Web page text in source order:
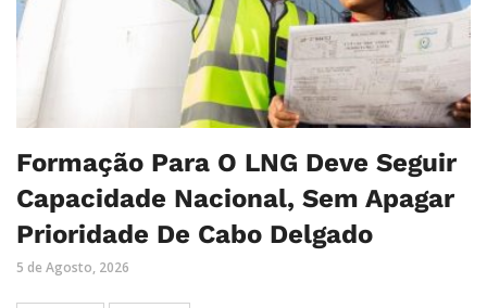
Formação Para O LNG Deve Seguir
Capacidade Nacional, Sem Apagar
Prioridade De Cabo Delgado
5 de Agosto, 2026